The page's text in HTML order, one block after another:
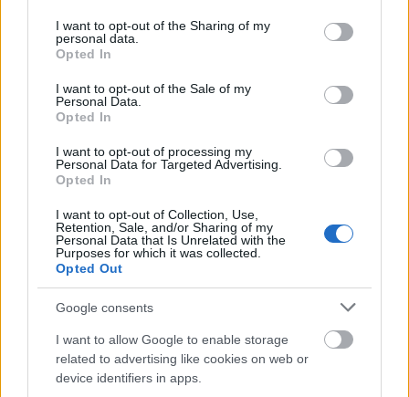
not limited to your visit or usage behaviour. You may click to
grant or deny consent to Google and its third-party tags to
use your data for below specified purposes in below Google
consent section.
I want to opt-out of the Sharing of my
personal data.
Opted In
I want to opt-out of the Sale of my
Personal Data.
Opted In
I want to opt-out of processing my
Personal Data for Targeted Advertising.
Opted In
I want to opt-out of Collection, Use,
Retention, Sale, and/or Sharing of my
Personal Data that Is Unrelated with the
Purposes for which it was collected.
Opted Out
Google consents
I want to allow Google to enable storage
related to advertising like cookies on web or
device identifiers in apps.
A világ legdurvább kocsmakajája
Ül egy amerikai, egy japán, egy észt, egy norvég, egy
belga, egy francia és egy magyar az asztalnál. Azt
mondja az amerikai: hű de borzasztó ez a bor! Nem
kell megijedni, nem fogok vicceket mesélni, és a
felsorolás sem teljesen stimmel, japánból például
sokkal több volt és volt…